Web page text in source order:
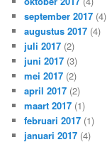
september 2017 (4)
augustus 2017 (4)
juli 2017 (2)
juni 2017 (3)
mei 2017 (2)
april 2017 (2)
maart 2017 (1)
februari 2017 (1)
januari 2017 (4)